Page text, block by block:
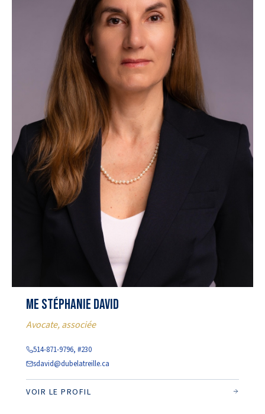
Me Stéphanie David
Avocate, associée
514-871-9796, #230
sdavid@dubelatreille.ca
VOIR LE PROFIL